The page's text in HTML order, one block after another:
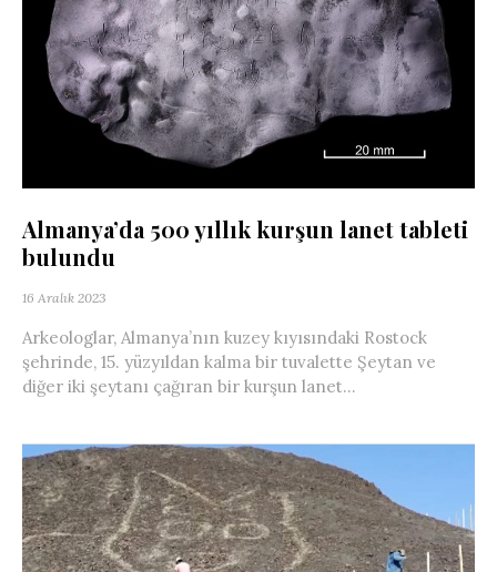
Almanya’da 500 yıllık kurşun lanet tableti
bulundu
16 Aralık 2023
Arkeologlar, Almanya’nın kuzey kıyısındaki Rostock
şehrinde, 15. yüzyıldan kalma bir tuvalette Şeytan ve
diğer iki şeytanı çağıran bir kurşun lanet...